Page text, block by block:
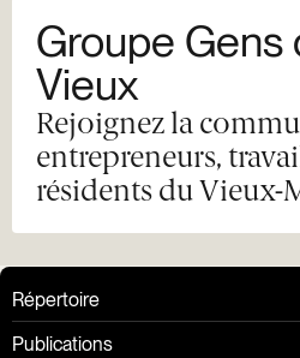
Groupe Gens
Vieux
Rejoignez la
entrepreneurs,
résidents du Vieux-
Répertoire
Publications